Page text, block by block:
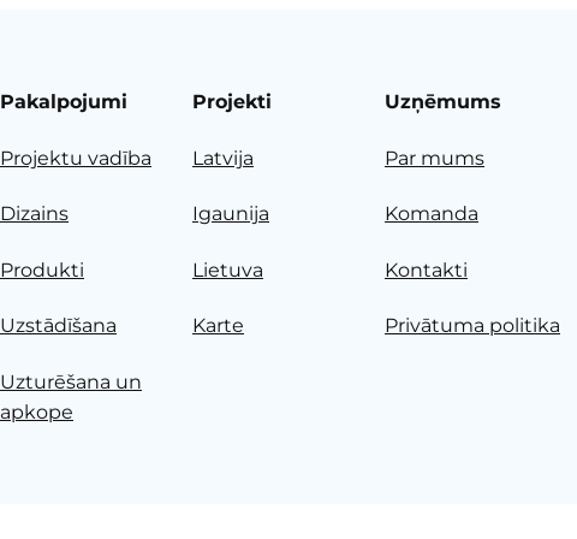
Pakalpojumi
Projektu vadība
Dizains
Produkti
Uzstādīšana
Uzturēšana un
apkope
Projekti
Latvija
Igaunija
Lietuva
Karte
Uzņēmums
Par mums
Komanda
Kontakti
Privātuma politika